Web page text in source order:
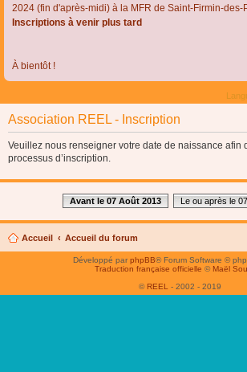
2024 (fin d'après-midi) à la MFR de Saint-Firmin-des-
Inscriptions à venir plus tard
À bientôt !
Association REEL - Inscription
Veuillez nous renseigner votre date de naissance afin
processus d’inscription.
Avant le 07 Août 2013 Le ou après le
Accueil Accueil du forum
Développé parphpBB® Forum Software ©
Traduction française officielle © Maël
© REEL - 2002 - 2019